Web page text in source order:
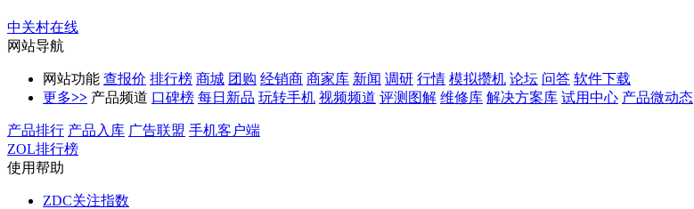
中关村在线
网站导航
网站功能 查报价 排行榜 商城 团购 经销商 商家库 新闻 调研 行情 模拟攒机 论坛 问答 软件下载
更多>> 产品频道 口碑榜 每日新品 玩转手机 视频频道 评测图解 维修库 解决方案库 试用中心 产品微动态
产品排行 产品入库 广告联盟 手机客户端
ZOL排行榜
使用帮助
ZDC关注指数